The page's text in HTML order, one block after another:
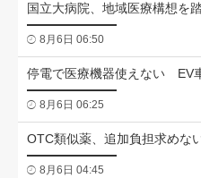
国立大病院、地域医療構想を
8月6日 06:50
停電で医療機器使えない EV
8月6日 06:25
OTC類似薬、追加負担求めな
8月6日 04:45